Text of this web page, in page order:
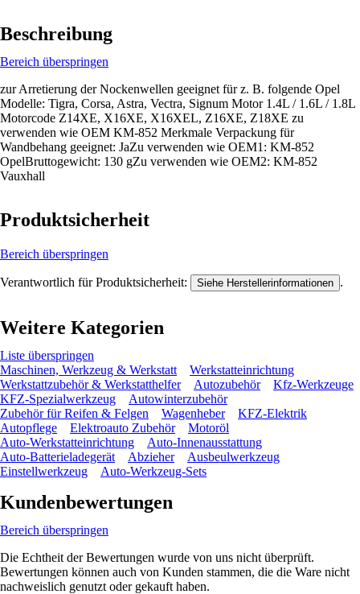
Beschreibung
Bereich überspringen
zur Arretierung der Nockenwellen geeignet für z. B. folgende Opel
Modelle: Tigra, Corsa, Astra, Vectra, Signum Motor 1.4L / 1.6L / 1.8L
Motorcode Z14XE, X16XE, X16XEL, Z16XE, Z18XE zu
verwenden wie OEM KM-852 Merkmale Verpackung für
Wandbehang geeignet: JaZu verwenden wie OEM1: KM-852
OpelBruttogewicht: 130 gZu verwenden wie OEM2: KM-852
Vauxhall
Produktsicherheit
Bereich überspringen
Verantwortlich für Produktsicherheit: Siehe Herstellerinformationen .
Weitere Kategorien
Liste überspringen
Maschinen, Werkzeug & Werkstatt
Werkstatteinrichtung
Werkstattzubehör & Werkstatthelfer
Autozubehör
Kfz-Werkzeuge
KFZ-Spezialwerkzeug
Autowinterzubehör
Zubehör für Reifen & Felgen
Wagenheber
KFZ-Elektrik
Autopflege
Elektroauto Zubehör
Motoröl
Auto-Werkstatteinrichtung
Auto-Innenausstattung
Auto-Batterieladegerät
Abzieher
Ausbeulwerkzeug
Einstellwerkzeug
Auto-Werkzeug-Sets
Kundenbewertungen
Bereich überspringen
Die Echtheit der Bewertungen wurde von uns nicht überprüft.
Bewertungen können auch von Kunden stammen, die die Ware nicht
nachweislich genutzt oder gekauft haben.